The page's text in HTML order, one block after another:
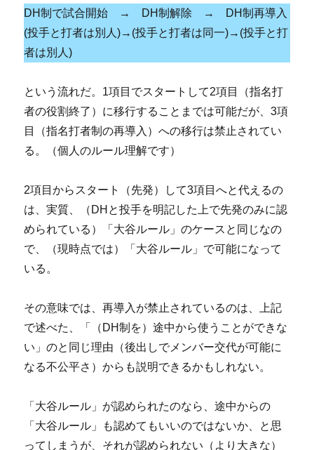
DH制で試合開始 → DH制解除 → DH制再導入
(投手と打者は別人)→(投手と打者は同一)→(投手と打
者は別人)
という流れだ。1項目でスタートして2項目（指名打
者の役割終了）に移行することまでは可能だが、3項
目（指名打者制の再導入）への移行は禁止されてい
る。（個人のルール理解です）
2項目からスタート（先発）して3項目へと代えるの
は、実質、（DHと投手を明記した上で先発のみに認
められている）「大谷ルール」のケースと同じなの
で、（現時点では）「大谷ルール」で可能になって
いる。
その意味では、再導入が禁止されているのは、上記
で述べた、「（DH制を）途中から使うことができな
い」のと同じ理由（後出しでメンバー交代が可能に
なる不公平さ）からも説明できるかもしれない。
「大谷ルール」が認められたのなら、途中からの
「大谷ルール」も認めてもいいのではないか、と思
ってしまうが、それが認められない（より大きな）